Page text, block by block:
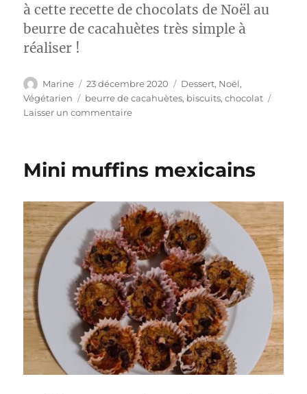
à cette recette de chocolats de Noël au
beurre de cacahuètes très simple à
réaliser !
Auteur
Marine
Publié
le
23 décembre 2020 Catégories
Dessert, Noël,
Végétarien
Étiquettes
beurre de cacahuètes, biscuits,chocolat
Laisser un commentairesur
aux
au
beurre
de
cacahuètes
Mini muffins mexicains